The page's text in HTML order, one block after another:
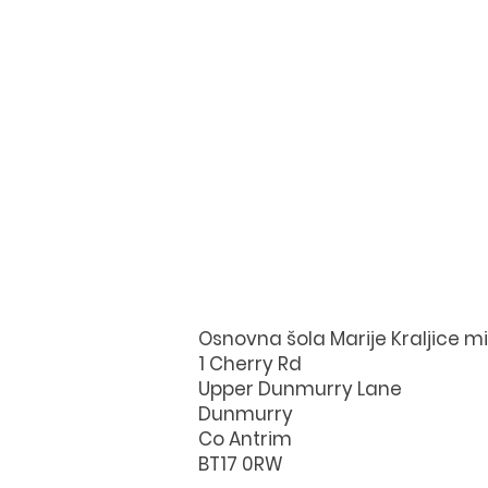
Osnovna šola Marije Kraljice
1 Cherry Rd
Upper Dunmurry Lane
Dunmurry
Co Antrim
BT17 0RW